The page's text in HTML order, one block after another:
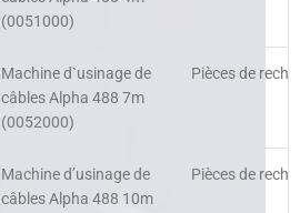
(0051000)
Machine d`usinage de
câbles Alpha 488 7m
(0052000)
Pièces de
Machine d’usinage de
câbles Alpha 488 10m
Pièces de